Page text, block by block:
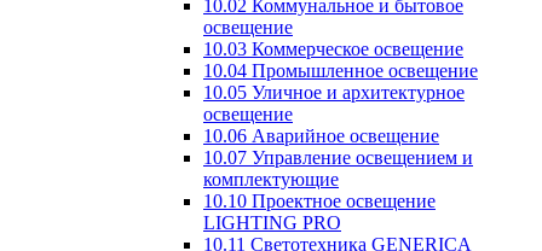
10.02 Коммунальное и бытовое
освещение
10.03 Коммерческое освещение
10.04 Промышленное освещение
10.05 Уличное и архитектурное
освещение
10.06 Аварийное освещение
10.07 Управление освещением и
комплектующие
10.10 Проектное освещение
LIGHTING PRO
10.11 Светотехника GENERICA